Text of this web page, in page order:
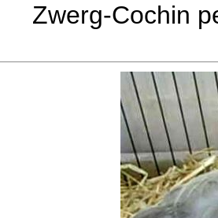
Zwerg-Cochin